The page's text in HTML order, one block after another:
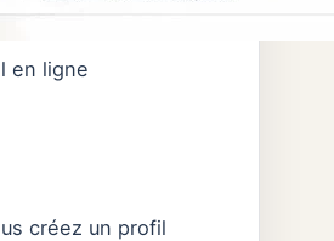
en ligne
créez un profil